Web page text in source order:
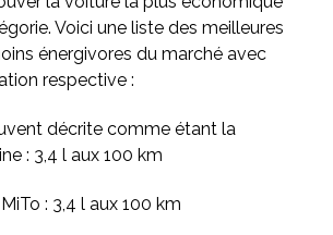
Voici une liste des meilleures
énergivores du marché avec
respective :
décrite comme étant la
: 3,4 l aux 100 km
: 3,4 l aux 100 km